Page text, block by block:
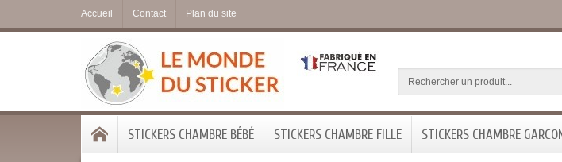
Accueil Contact Plan du site
STICKERS CHAMBRE BÉBÉ STICKERS CHAMBRE FILLE STICKERS CHAMBRE